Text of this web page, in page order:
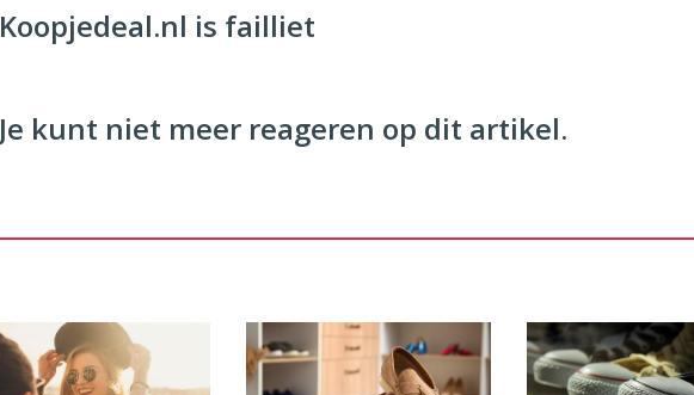
Koopjedeal.nl is failliet
Je kunt niet meer reageren op dit artikel.